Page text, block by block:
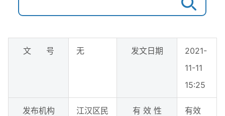
文 号 无 发文日期
2021-
11-11
15:25
发布机构
江汉区民
有 效 性 有效